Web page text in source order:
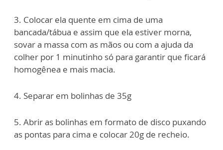
3. Colocar ela quente em cima de uma
bancada/tábua e assim que ela estiver morna,
sovar a massa com as mãos ou com a ajuda da
colher por 1 minutinho só para garantir que ficará
homogênea e mais macia.
4. Separar em bolinhas de 35g
5. Abrir as bolinhas em formato de disco puxando
as pontas para cima e colocar 20g de recheio.